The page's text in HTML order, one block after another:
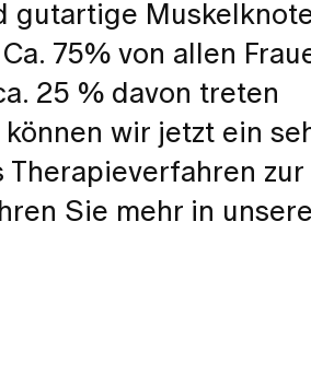
gutartige
75% von allen
25 % davon treten
wir jetzt ein
zur
Sie mehr in